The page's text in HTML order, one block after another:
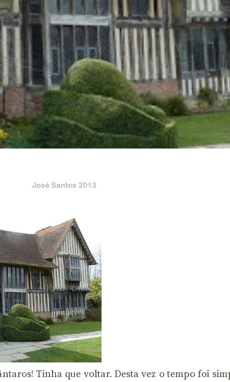
Tinha que voltar. Desta vez o tempo foi